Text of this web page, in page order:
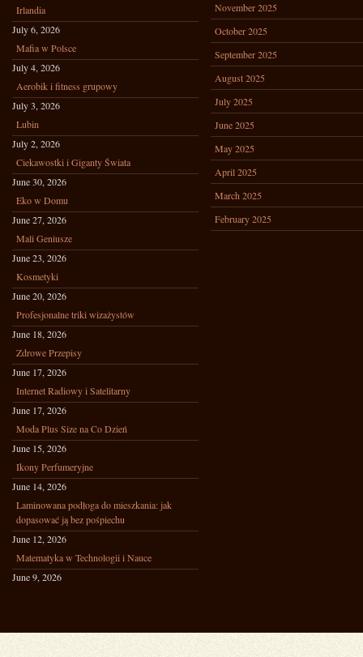
Irlandia
July 6, 2026
Mafia w Polsce
July 4, 2026
Aerobik i fitness grupowy
July 3, 2026
Lubin
July 2, 2026
Ciekawostki i Giganty Świata
June 30, 2026
Eko w Domu
June 27, 2026
Mali Geniusze
June 23, 2026
Kosmetyki
June 20, 2026
Profesjonalne triki wizażystów
June 18, 2026
Zdrowe Przepisy
June 17, 2026
Internet Radiowy i Satelitarny
June 17, 2026
Moda Plus Size na Co Dzień
June 15, 2026
Ikony Perfumeryjne
June 14, 2026
Laminowana podłoga do mieszkania: jak
dopasować ją bez pośpiechu
June 12, 2026
Matematyka w Technologii i Nauce
June 9, 2026
November 2025
October 2025
September 2025
August 2025
July 2025
June 2025
May 2025
April 2025
March 2025
February 2025